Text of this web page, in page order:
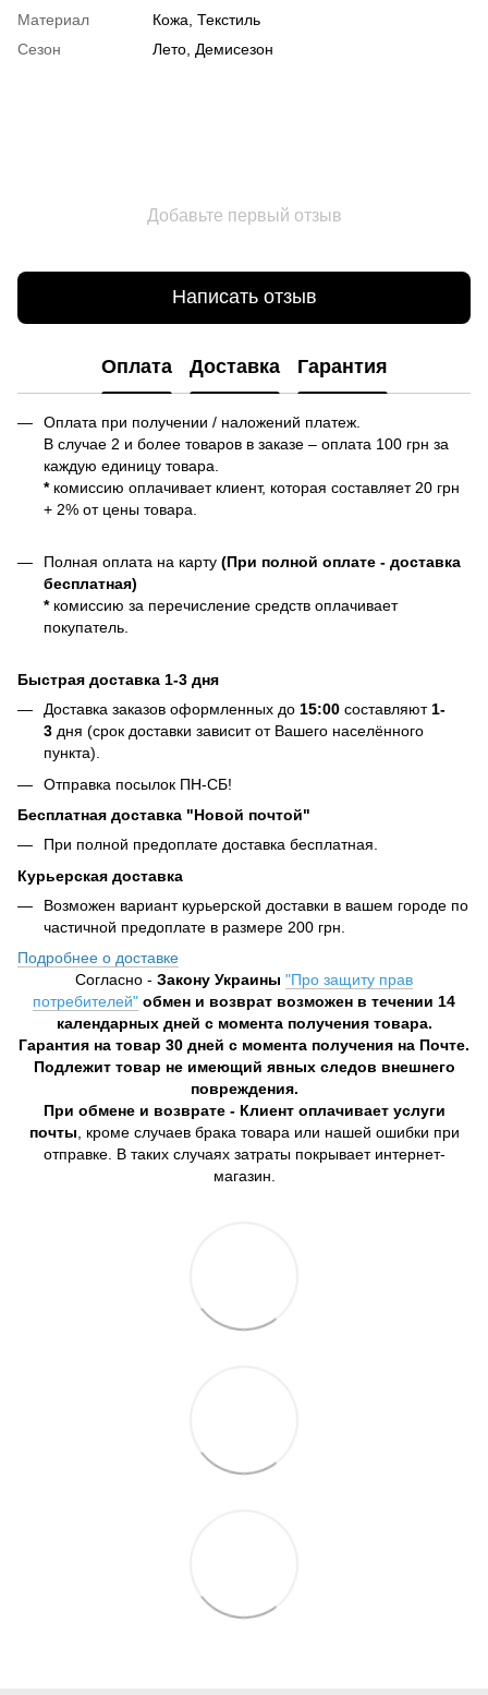
Материал
Кожа, Текстиль
Сезон
Лето, Демисезон
Добавьте первый отзыв
Написать отзыв
Оплата Доставка Гарантия
Оплата при получении / наложений платеж.
В случае 2 и более товаров в заказе – оплата 100 грн за
каждую единицу товара.
* комиссию оплачивает клиент, которая составляет 20 грн
+ 2% от цены товара.
Полная оплата на карту (При полной оплате - доставка
бесплатная)
* комиссию за перечисление средств оплачивает
покупатель.
Быстрая доставка 1-3 дня
Доставка заказов оформленных до 15:00 составляют1-
3 дня (срок доставки зависит от Вашего населённого
пункта).
Отправка посылок ПН-СБ!
Бесплатная доставка "Новой почтой"
При полной предоплате доставка бесплатная.
Курьерская доставка
Возможен вариант курьерской доставки в вашем городе по
частичной предоплате в размере 200 грн.
Подробнее о доставке
Согласно - Закону Украины "Про защиту прав
потребителей" обмен и возврат возможен в течении 14
календарных дней с момента получения товара.
Гарантия на товар 30 дней с момента получения на Почте.
Подлежит товар не имеющий явных следов внешнего
повреждения.
При обмене и возврате - Клиент оплачивает услуги
почты , кроме случаев брака товара или нашей ошибки при
отправке. В таких случаях затраты покрывает интернет-
магазин.